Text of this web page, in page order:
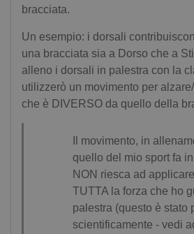
bracciata.
Un esempio: i dorsali
una bracciata sia a Dorso che a
alleno i dorsali in palestra con la
utilizzerò un movimento per
che è DIVERSO da quello della
Il movimento, in
quello del mio sport fa
NON riesca ad
TUTTA la forza che ho
palestra (questo è stato
scientificamente - vedi